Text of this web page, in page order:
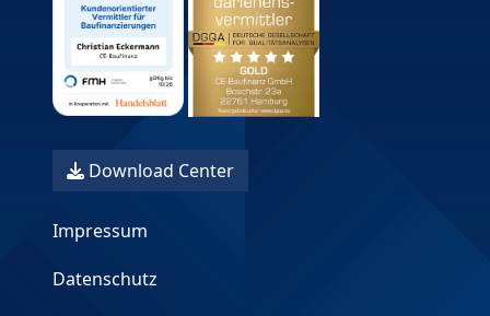
Download Center
Impressum
Datenschutz